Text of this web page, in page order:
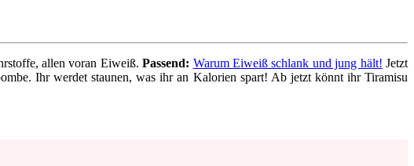
allen voran Eiweiß.Passend: Warum Eiweiß schlank und jung hält! Jetzt
Ihr werdet staunen, was ihr an Kalorien spart! Ab jetzt könnt ihr Tiramisu